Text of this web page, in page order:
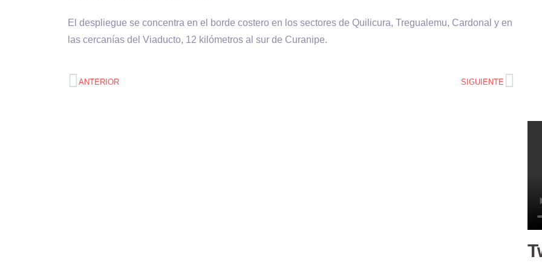
El despliegue se concentra en el borde costero en los sectores de Quilicura, Tregualemu, Cardonal y en
las cercanías del Viaducto, 12 kilómetros al sur de Curanipe.
ANTERIOR SIGUIENTE